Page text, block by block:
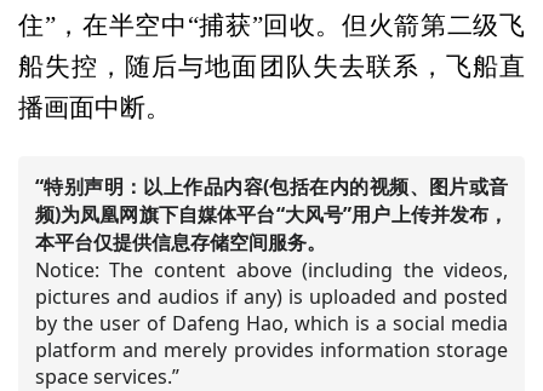
住”，在半空中“捕获”回收。但火箭第二级飞
船失控，随后与地面团队失去联系，飞船直
播画面中断。
“特别声明：以上作品内容(包括在内的视频、图片或音
频)为凤凰网旗下自媒体平台“大风号”用户上传并发布，
本平台仅提供信息存储空间服务。
Notice: The content above (including the videos,
pictures and audios if any) is uploaded and posted
by the user of Dafeng Hao, which is a social media
platform and merely provides information storage
space services.”